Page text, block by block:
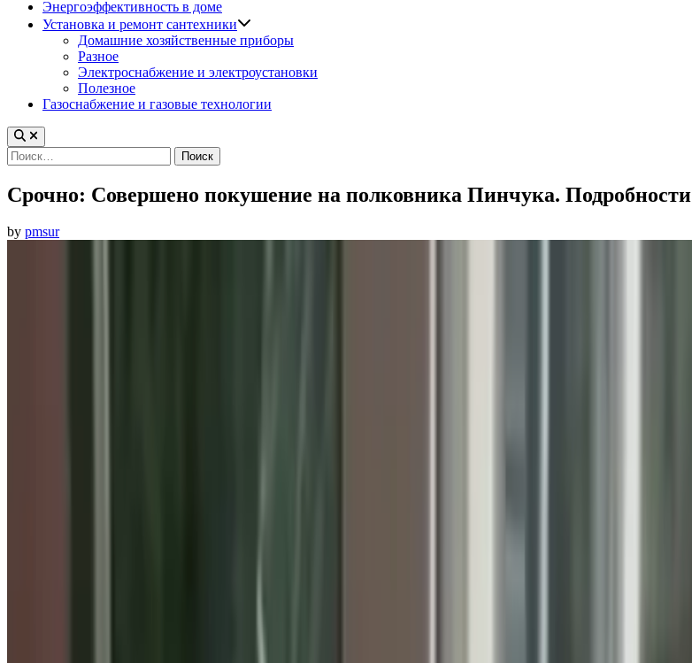
Энергоэффективность в доме
Установка и ремонт сантехники
Домашние хозяйственные приборы
Разное
Электроснабжение и электроустановки
Полезное
Газоснабжение и газовые технологии
Найти:
Срочно: Совершено покушение на полковника Пинчука. Подробности
by pmsur